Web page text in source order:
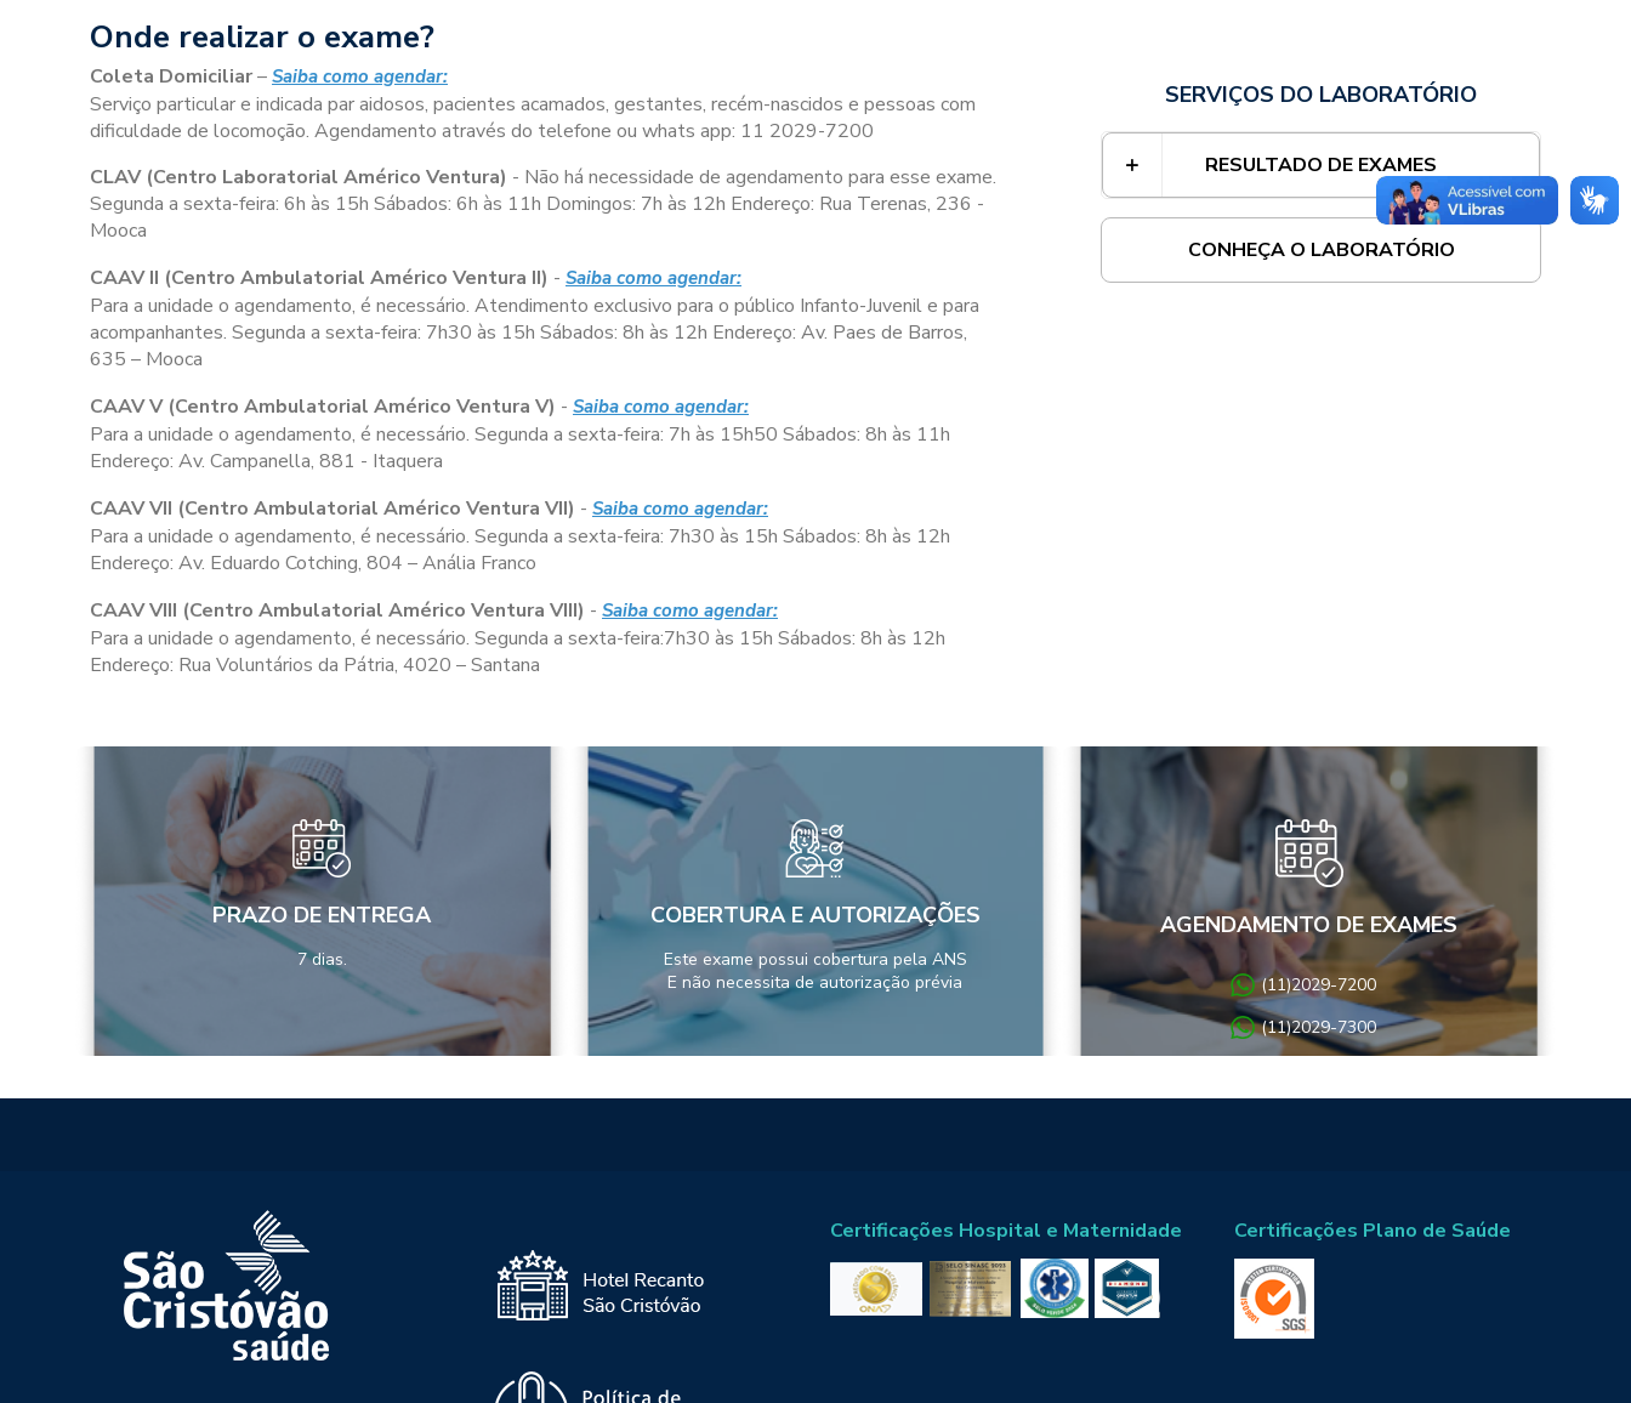
Onde realizar o exame?
Coleta Domiciliar– Saiba como agendar:
Serviço particular e indicada par aidosos, pacientes acamados, gestantes, recém-nascidos e pessoas com
dificuldade de locomoção. Agendamento através do telefone ou whats app: 11 2029-7200
CLAV (Centro Laboratorial Américo Ventura) - Não há necessidade de agendamento para esse exame.
Segunda a sexta-feira: 6h às 15h Sábados: 6h às 11h Domingos: 7h às 12h Endereço: Rua Terenas, 236 -
Mooca
CAAV II (Centro Ambulatorial Américo Ventura II) - Saiba como agendar:
Para a unidade o agendamento, é necessário. Atendimento exclusivo para o público Infanto-Juvenil e para
acompanhantes. Segunda a sexta-feira: 7h30 às 15h Sábados: 8h às 12h Endereço: Av. Paes de Barros,
635 – Mooca
CAAV V (Centro Ambulatorial Américo Ventura V) - Saiba como agendar:
Para a unidade o agendamento, é necessário. Segunda a sexta-feira: 7h às 15h50 Sábados: 8h às 11h
Endereço: Av. Campanella, 881 - Itaquera
CAAV VII (Centro Ambulatorial Américo Ventura VII) - Saiba como agendar:
Para a unidade o agendamento, é necessário. Segunda a sexta-feira: 7h30 às 15h Sábados: 8h às 12h
Endereço: Av. Eduardo Cotching, 804 – Anália Franco
CAAV VIII (Centro Ambulatorial Américo Ventura VIII) - Saiba como agendar:
Para a unidade o agendamento, é necessário. Segunda a sexta-feira:7h30 às 15h Sábados: 8h às 12h
Endereço: Rua Voluntários da Pátria, 4020 – Santana
SERVIÇOS DO LABORATÓRIO
RESULTADO DE EXAMES
CONHEÇA O LABORATÓRIO
PRAZO DE ENTREGA
7 dias.
COBERTURA E AUTORIZAÇÕES
Este exame possui cobertura pela ANS
E não necessita de autorização prévia
AGENDAMENTO DE EXAMES
(11)2029-7200
(11)2029-7300
Certificações Hospital e Maternidade Certificações Plano de Saúde